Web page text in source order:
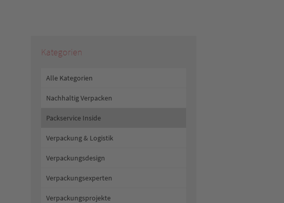
Kategorien
Alle Kategorien
Nachhaltig Verpacken
Packservice Inside
Verpackung & Logistik
Verpackungsdesign
Verpackungsexperten
Verpackungsprojekte